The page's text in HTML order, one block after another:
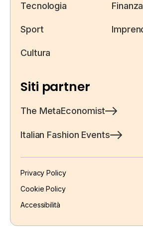
Tecnologia
Sport
Cultura
Finanza
Siti partner
The MetaEconomist
Italian Fashion Events
Privacy Policy
Cookie Policy
Accessibilità